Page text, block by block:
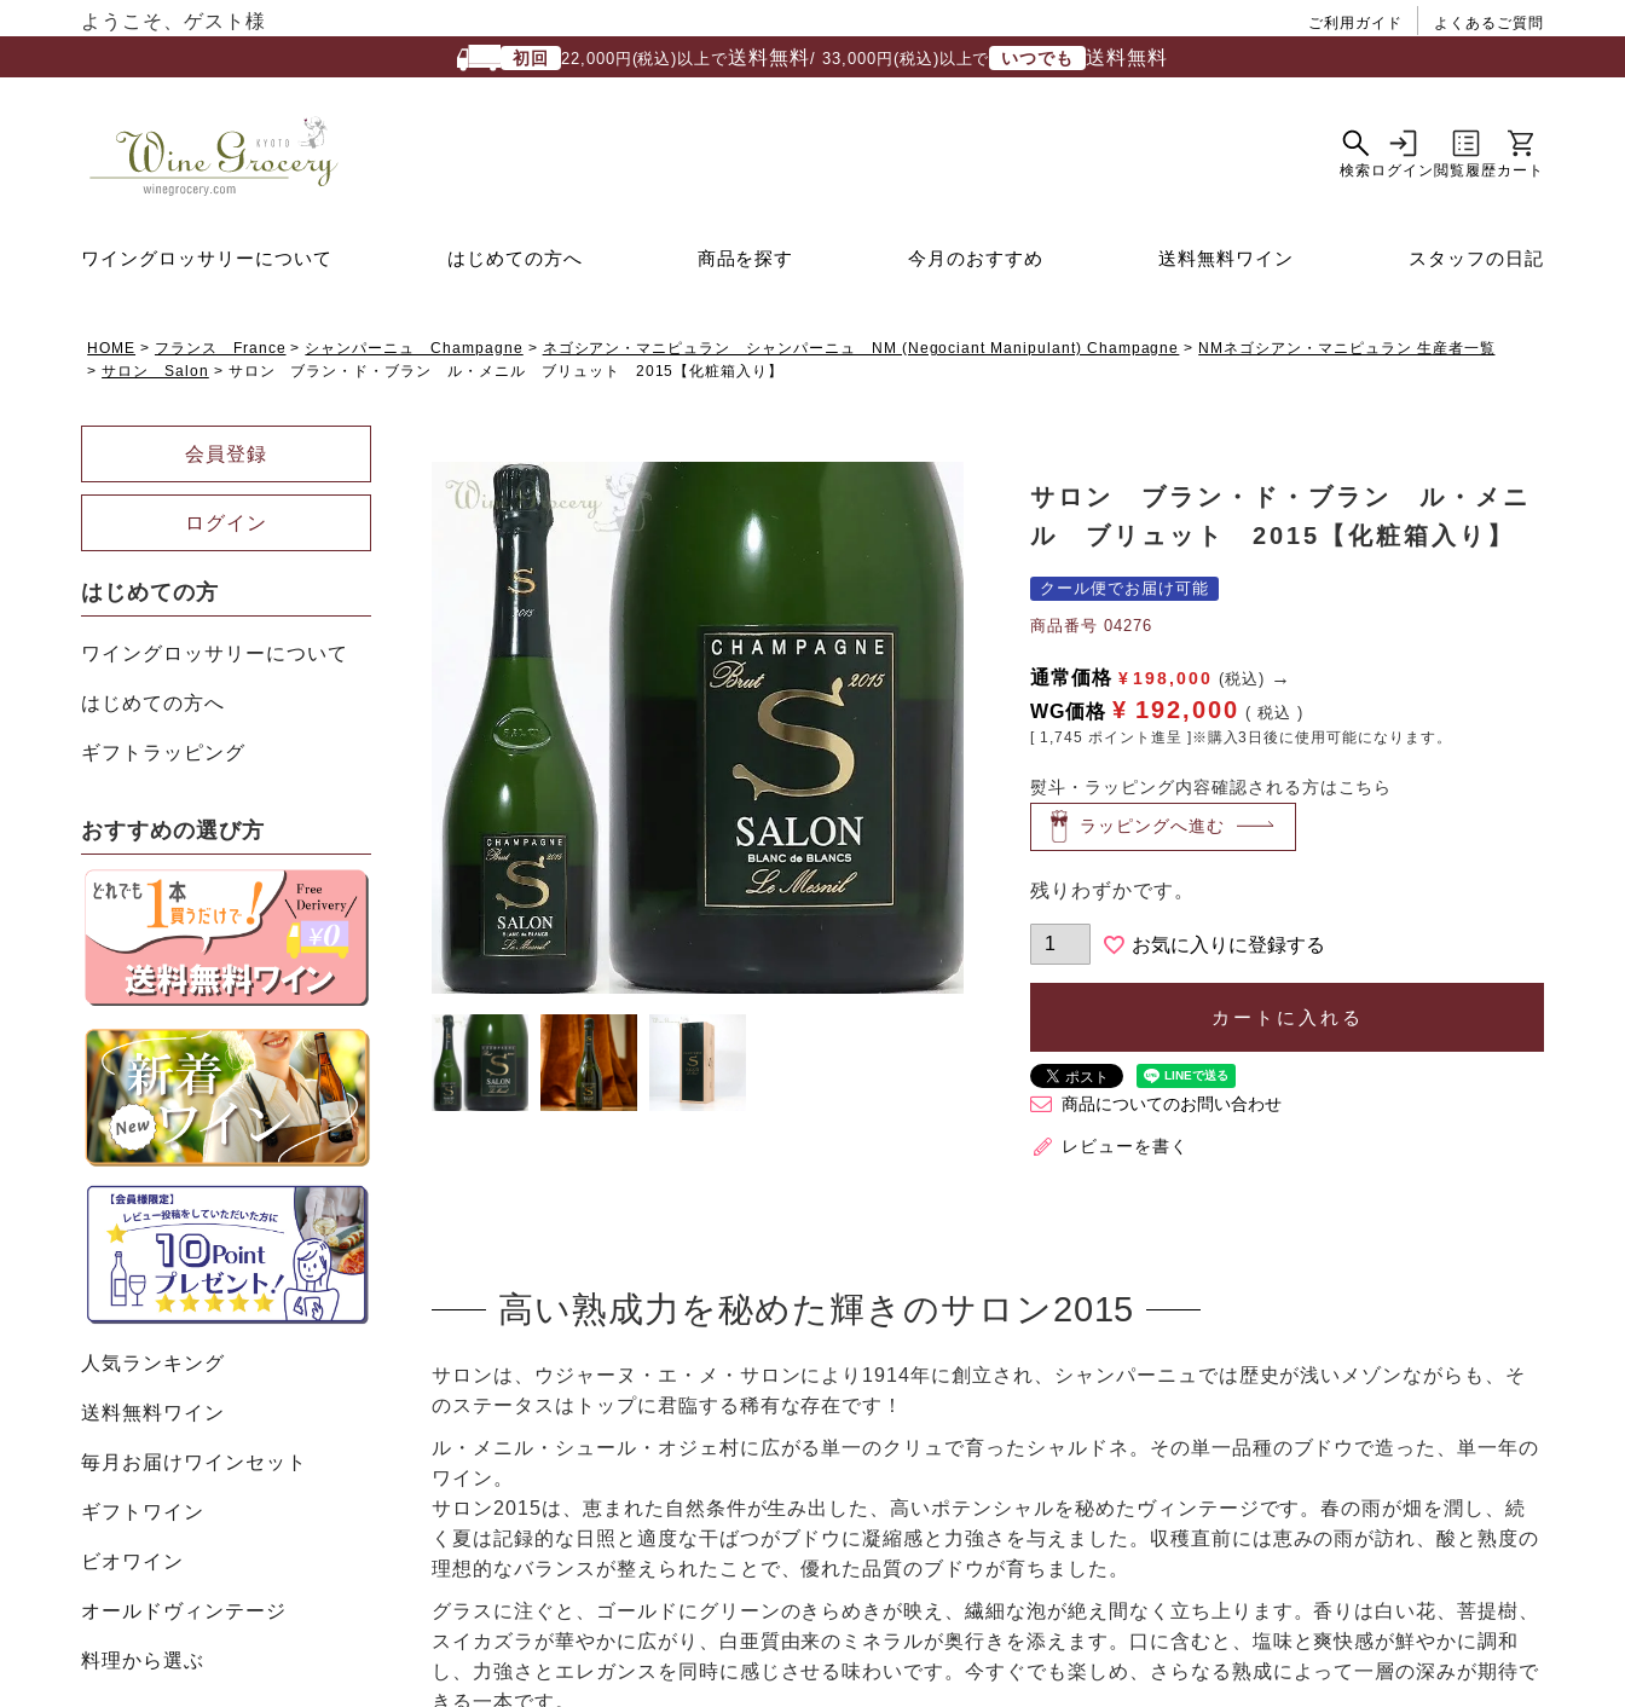
ようこそ、ゲスト様 ご利用ガイド よくあるご質問
初回 22,000円(税込)以上で送料無料/ 33,000円(税込)以上で いつでも 送料無料
ワイングロッサリーについて はじめての方へ 商品を探す 今月のおすすめ 送料無料ワイン スタッフの日記
HOME フランス France シャンパーニュ Champagne ネゴシアン・マニピュラン シャンパーニュ NM (Negociant Manipulant) Champagne
NMネゴシアン・マニピュラン 生産者一覧
サロン Salon
サロン ブラン・ド・ブラン ル・メニル ブリュット 2015【化粧箱入り】
会員登録
ログイン
はじめての方
ワイングロッサリーについて
はじめての方へ
ギフトラッピング
おすすめの選び方
人気ランキング
送料無料ワイン
毎月お届けワインセット
ギフトワイン
ビオワイン
オールドヴィンテージ
料理から選ぶ
サロン ブラン・ド・ブラン ル・メニ
ル ブリュット 2015【化粧箱入り】
クール便でお届け可能
商品番号 04276
通常価格 ¥ 198,000 (税込)
WG価格 ¥ 192,000 税込
[ 1,745 ポイント進呈 ]※購入3日後に使用可能になります。
熨斗・ラッピング内容確認される方はこちら
ラッピングへ進む
残りわずかです。
お気に入りに登録する
カートに入れる
商品についてのお問い合わせ
レビューを書く
高い熟成力を秘めた輝きのサロン2015
サロンは、ウジャーヌ・エ・メ・サロンにより1914年に創立され、シャンパーニュでは歴史が浅いメゾンながらも、そ
のステータスはトップに君臨する稀有な存在です！
ル・メニル・シュール・オジェ村に広がる単一のクリュで育ったシャルドネ。その単一品種のブドウで造った、単一年の
ワイン。
サロン2015は、恵まれた自然条件が生み出した、高いポテンシャルを秘めたヴィンテージです。春の雨が畑を潤し、続
く夏は記録的な日照と適度な干ばつがブドウに凝縮感と力強さを与えました。収穫直前には恵みの雨が訪れ、酸と熟度の
理想的なバランスが整えられたことで、優れた品質のブドウが育ちました。
グラスに注ぐと、ゴールドにグリーンのきらめきが映え、繊細な泡が絶え間なく立ち上ります。香りは白い花、菩提樹、
スイカズラが華やかに広がり、白亜質由来のミネラルが奥行きを添えます。口に含むと、塩味と爽快感が鮮やかに調和
し、力強さとエレガンスを同時に感じさせる味わいです。今すぐでも楽しめ、さらなる熟成によって一層の深みが期待で
きる一本です。